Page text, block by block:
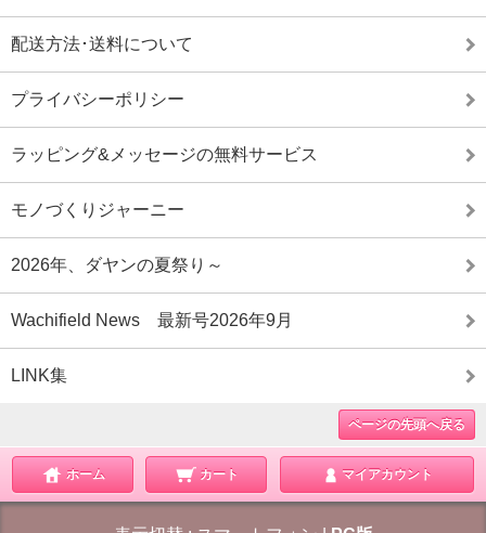
配送方法･送料について
プライバシーポリシー
ラッピング&メッセージの無料サービス
モノづくりジャーニー
2026年、ダヤンの夏祭り～
Wachifield News 最新号2026年9月
LINK集
ページの先頭へ戻る
ホーム カート マイアカウント